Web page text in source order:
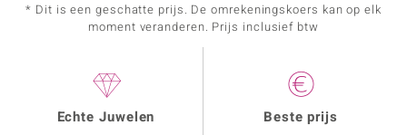
* Dit is een geschatte prijs. De omrekeningskoers kan op elk
moment veranderen. Prijs inclusief btw
Echte Juwelen Beste prijs